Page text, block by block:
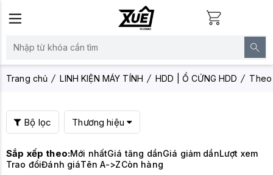
Trang chủ LINH KIỆN MÁY TÍNH HDD | Ổ CỨNG HDD
Bộ lọc Thương hiệu
Sắp xếp theo:Mới nhấtGiá tăng dầnGiá giảm dầnLượt xem
Trao đổiĐánh giáTên A->ZCòn hàng